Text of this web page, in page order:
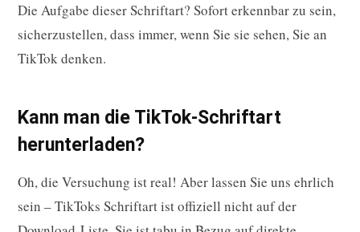
Die Aufgabe dieser Schriftart? Sofort erkennbar zu sein,
sicherzustellen, dass immer, wenn Sie sie sehen, Sie an
TikTok denken.
Kann man die TikTok-Schriftart
herunterladen?
Oh, die Versuchung ist real! Aber lassen Sie uns ehrlich
sein – TikToks Schriftart ist offiziell nicht auf der